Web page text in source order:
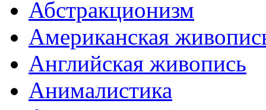
Абстракционизм
Американская
Английская живопись
Анималистика